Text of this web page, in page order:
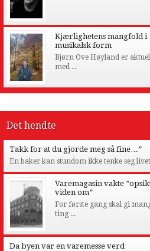
Kjærlighetens mangfold i
musikalsk form
Bjørn Ove Høyland er
med ...
Det hendte
Takk for at du gjorde meg så fine…”
En baker kan stundom ikke tenke seg
Varemagasin vakte
viden om”
For første gang skal gi
ting ...
Da byen var en varemesse verd